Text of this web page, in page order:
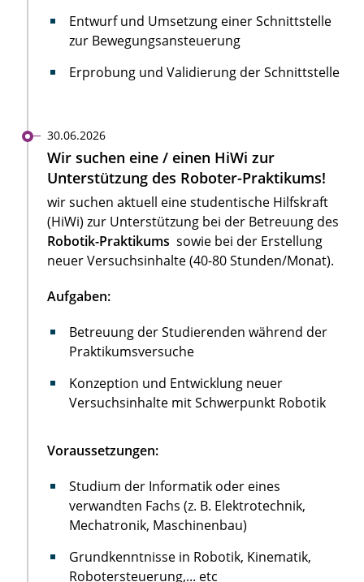
Entwurf und Umsetzung einer Schnittstelle
zur Bewegungsansteuerung
Erprobung und Validierung der Schnittstelle
30.06.2026
Wir suchen eine / einen HiWi zur
Unterstützung des Roboter-Praktikums!
wir suchen aktuell eine studentische Hilfskraft
(HiWi) zur Unterstützung bei der Betreuung des
Robotik-Praktikums sowie bei der Erstellung
neuer Versuchsinhalte (40-80 Stunden/Monat).
Aufgaben:
Betreuung der Studierenden während der
Praktikumsversuche
Konzeption und Entwicklung neuer
Versuchsinhalte mit Schwerpunkt Robotik
Voraussetzungen:
Studium der Informatik oder eines
verwandten Fachs (z. B. Elektrotechnik,
Mechatronik, Maschinenbau)
Grundkenntnisse in Robotik, Kinematik,
Robotersteuerung,... etc